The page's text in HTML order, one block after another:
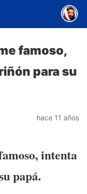
famoso,
para su
hace 11 años
intenta
papá.